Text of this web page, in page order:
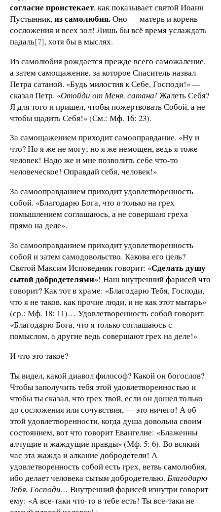
согласие проистекает, как показывает святой Иоанн
Пустынник,из самолюбия.Оно — матерь и корень
сосложения и всех зол! Лишь бы всё время услаждать
падаль[7], хотя бы в мыслях.
Из самолюбия рождается прежде всего саможаление,
а затем самощажение, за которое Спаситель назвал
Петра сатаной. «Будь милостив к Себе, Господи!»—
сказал Петр. «Отойди от Меня, сатана! Жалеть Себя?
Я для того и пришел, чтобы пожертвовать Собой, а не
чтобы щадить Себя!» (См.: Мф. 16: 23).
За самощажением приходит самооправдание. «Ну и
что? Но я же не могу; но я же немощен, ведь я тоже
человек! Надо же и мне позволить себе что-то
человеческое! Оправдай себя, человек!»
За самооправданием приходит удовлетворенность
собой. «Благодарю Бога, что я только на грех
помышлением соглашаюсь, а не совершаю греха
прямо на деле».
За самооправданием приходит удовлетворенность
собой и затем самодовольство. Какова его цель?
Святой Максим Исповедник говорит: «Сделать душу
сытой добродетелями»! Наш внутренний фарисей что
говорит? Как тот в храме: «Благодарю Тебя, Господи,
что я не таков, как прочие люди, и не как этот мытарь»
(ср.: Мф. 18: 11)… Удовлетворенность собой говорит:
«Благодарю Бога, что я только соглашаюсь с
помыслом, а другие ведь совершают грех на деле!»
И что это такое?
Ты видел, какой диавол философ? Какой он богослов?
Чтобы заполучить тебя этой удовлетворенностью и
чтобы ты сказал, что грех твой, если он дошел только
до сосложения или сочувствия, — это ничего! А об
этой удовлетворенности, когда душа довольна своим
состоянием, вот что говорит Евангелие: «Блаженны
алчущие и жаждущие правды» (Мф. 5: 6). Во всякий
час эта жажда и алкание добродетели! А
удовлетворенность собой есть грех, ветвь самолюбия,
ибо делает человека сытым добродетелью. Благодарю
Тебя, Господи… Внутренний фарисей изнутри говорит
ему: «А все-таки что-то в тебе есть! Ты все-таки не